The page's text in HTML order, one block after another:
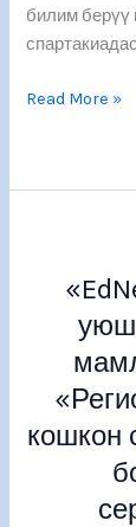
билим берүү
Read More »
кошкон
биргелешип
чарада
Талас
мамлекеттик
«Региондун